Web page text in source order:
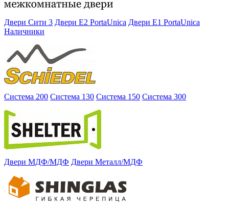
Двери Сити 3 Двери E2 PortaUnica Двери E1 PortaUnica
Наличники
Система 200 Система 130 Система 150 Система 300
Двери МДФ/МДФ Двери Металл/МДФ